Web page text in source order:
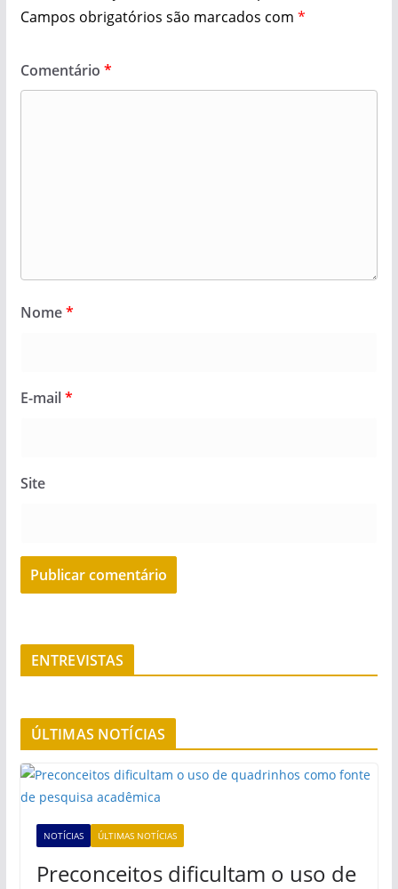
Campos obrigatórios são marcados com *
Comentário *
Nome*
E-mail*
Site
ENTREVISTAS
ÚLTIMAS NOTÍCIAS
NOTÍCIAS ÚLTIMAS NOTÍCIAS
Preconceitos dificultam o uso de